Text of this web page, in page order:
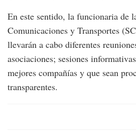
En este sentido, la funcionaria de
Comunicaciones y Transportes
llevarán a cabo diferentes
asociaciones; sesiones
mejores compañías y que sean
transparentes.